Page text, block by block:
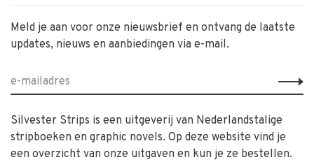
Meld je aan voor onze nieuwsbrief en ontvang de laatste
updates, nieuws en aanbiedingen via e-mail.
Silvester Strips is een uitgeverij van Nederlandstalige
stripboeken en graphic novels. Op deze website vind je
een overzicht van onze uitgaven en kun je ze bestellen.